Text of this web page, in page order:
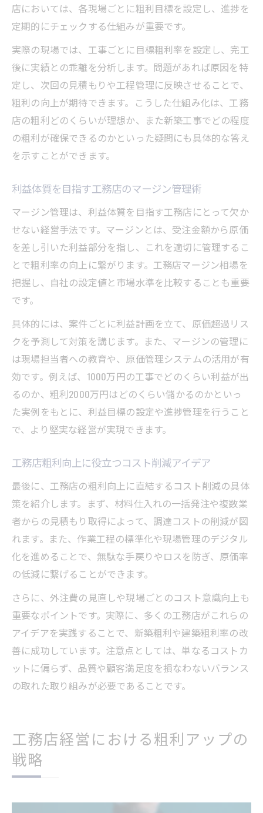
店においては、各現場ごとに粗利目標を設定し、進捗を
定期的にチェックする仕組みが重要です。
実際の現場では、工事ごとに目標粗利率を設定し、完工
後に実績との乖離を分析します。問題があれば原因を特
定し、次回の見積もりや工程管理に反映させることで、
粗利の向上が期待できます。こうした仕組み化は、工務
店の粗利どのくらいが理想か、また新築工事でどの程度
の粗利が確保できるのかといった疑問にも具体的な答え
を示すことができます。
利益体質を目指す工務店のマージン管理術
マージン管理は、利益体質を目指す工務店にとって欠か
せない経営手法です。マージンとは、受注金額から原価
を差し引いた利益部分を指し、これを適切に管理するこ
とで粗利率の向上に繋がります。工務店マージン相場を
把握し、自社の設定値と市場水準を比較することも重要
です。
具体的には、案件ごとに利益計画を立て、原価超過リス
クを予測して対策を講じます。また、マージンの管理に
は現場担当者への教育や、原価管理システムの活用が有
効です。例えば、1000万円の工事でどのくらい利益が出
るのか、粗利2000万円はどのくらい儲かるのかといっ
た実例をもとに、利益目標の設定や進捗管理を行うこと
で、より堅実な経営が実現できます。
工務店粗利向上に役立つコスト削減アイデア
最後に、工務店の粗利向上に直結するコスト削減の具体
策を紹介します。まず、材料仕入れの一括発注や複数業
者からの見積もり取得によって、調達コストの削減が図
れます。また、作業工程の標準化や現場管理のデジタル
化を進めることで、無駄な手戻りやロスを防ぎ、原価率
の低減に繋げることができます。
さらに、外注費の見直しや現場ごとのコスト意識向上も
重要なポイントです。実際に、多くの工務店がこれらの
アイデアを実践することで、新築粗利や建築粗利率の改
善に成功しています。注意点としては、単なるコストカ
ットに偏らず、品質や顧客満足度を損なわないバランス
の取れた取り組みが必要であることです。
工務店経営における粗利アップの
戦略